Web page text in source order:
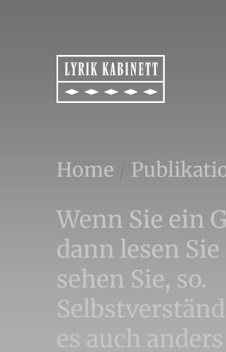
Home
Wenn Sie ein
dann lesen
sehen Sie, so.
es auch